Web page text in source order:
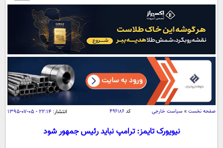
منو
آرشیو
نظرسنجی
آب و هوا
اوقات شرعی
سواد زندگی
اقتصاد
اقتصادی
جامعه
صفحه نخست » سیاست خارجی کد ۴۹۶۱۸۶ انتشار: ۲۲:۱۴ - ۰۵-۰۷-۱۳۹۵
نیویورک تایمز: ترامپ نباید رئیس جمهور شود